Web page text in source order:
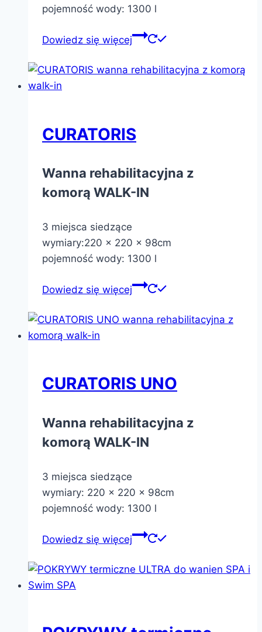
pojemność wody: 1300 l
Dowiedz się więcej
CURATORIS
Wanna rehabilitacyjna z
komorą WALK-IN
3 miejsca siedzące
wymiary:220 x 220 x 98cm
pojemność wody: 1300 l
Dowiedz się więcej
CURATORIS UNO
Wanna rehabilitacyjna z
komorą WALK-IN
3 miejsca siedzące
wymiary: 220 x 220 x 98cm
pojemność wody: 1300 l
Dowiedz się więcej